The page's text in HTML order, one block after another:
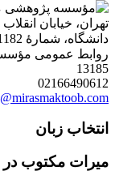
تهران، خیابان
13185
02166490612
انتخاب زبان
میرات مکتوب در